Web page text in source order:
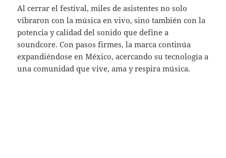
Al cerrar el festival, miles de asistentes no solo
vibraron con la música en vivo, sino también con la
potencia y calidad del sonido que define a
soundcore. Con pasos firmes, la marca continúa
expandiéndose en México, acercando su tecnología a
una comunidad que vive, ama y respira música.